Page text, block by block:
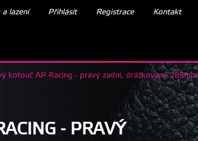
lazení Přihlásit Registrace Kontakt
kotouč AP Racing - pravý zadní, drážkovaný 285mm
- PRAVÝ